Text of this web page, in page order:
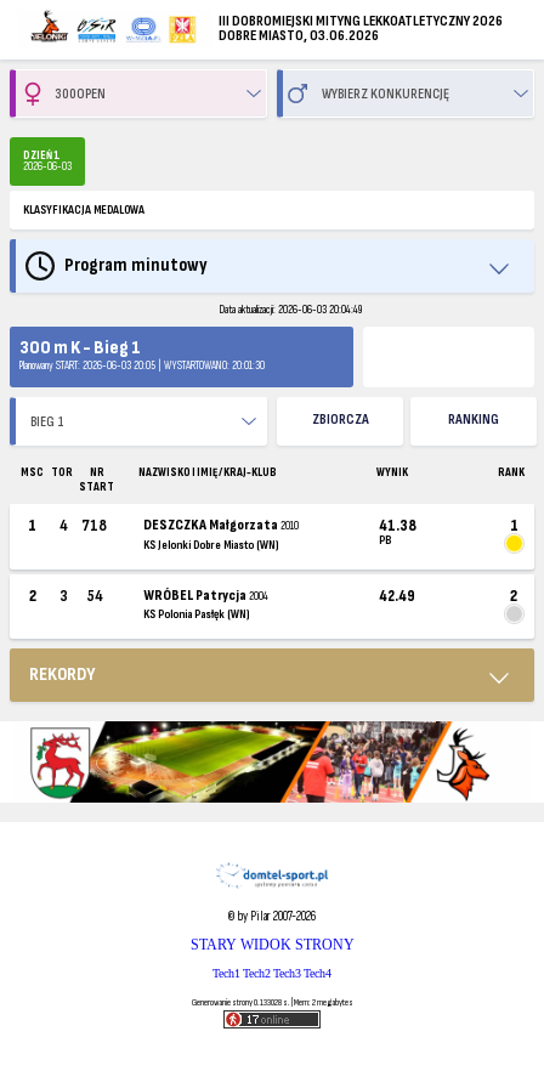
III DOBROMIEJSKI MITYNG LEKKOATLETYCZNY 2026
DOBRE MIASTO, 03.06.2026
DZIEŃ 1
2026-06-03
KLASYFIKACJA MEDALOWA
Program minutowy
Data aktualizacji: 2026-06-03 20:04:49
300 m K - Bieg 1
Planowany START: 2026-06-03 20:05 | WYSTARTOWANO: 20:01:30
ZBIORCZA RANKING
MSC TOR
NR
START
NAZWISKO I IMIĘ / KRAJ-KLUB WYNIK RANK
1 4 718 DESZCZKA Małgorzata2010
KS Jelonki Dobre Miasto (WN)
41.38
PB
1
2 3 54 WRÓBEL Patrycja2004
KS Polonia Pasłęk (WN)
42.49 2
REKORDY
© by Pilar 2007-2026
STARY WIDOK STRONY
Tech1 Tech2Tech3Tech4
Generowanie strony 0.133028 s. | Mem: 2 megabytes